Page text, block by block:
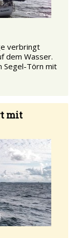
verbringt
dem Wasser.
Segel-Törn mit
mit